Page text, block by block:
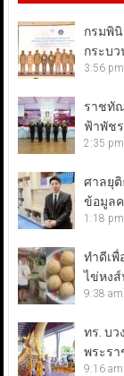
กรมพิ
กระบ
3:56 pm
ราชทัณ
ฟ้าพัชร
2:35 pm
ศาลยุติ
ข้อมูล
1:18 pm
ทำดีเพื่
ไข่หงส์
9:38 am
ทร. บว
พระร
9:16 am